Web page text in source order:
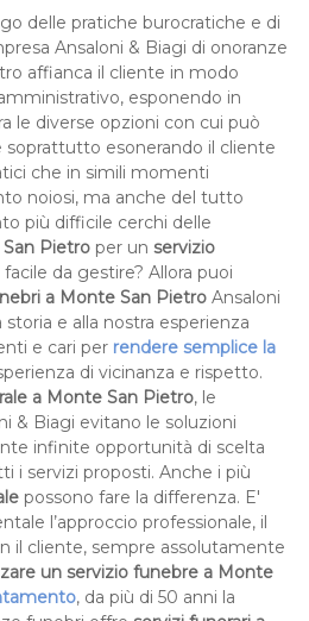
delle pratiche burocratiche e di
Ansaloni & Biagi di onoranze
affianca il cliente in modo
esponendo in
le diverse opzioni con cui può
soprattutto esonerando il cliente
che in simili momenti
noiosi, ma anche del tutto
più difficile cerchi delle
Pietroper un servizio
da gestire? Allora puoi
a Monte San PietroAnsaloni
storia e alla nostra esperienza
e cari per rendere semplice la
di vicinanza e rispetto.
a Monte San Pietro, le
& Biagi evitano le soluzioni
infinite opportunità di scelta
i servizi proposti. Anche i più
possono fare la differenza. E'
l’approccio professionale, il
il cliente, sempre assolutamente
un servizio funebre a Monte
, da più di 50 anni la